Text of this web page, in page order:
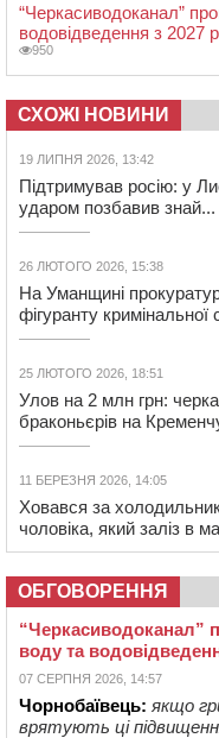
“Черкасиводоканал”
водовідведення з 2027
950
СХОЖІ НОВИНИ
19 ЛИПНЯ 2026, 13:42
Підтримував росію: у
ударом позбавив знай...
26 ЛЮТОГО 2026, 15:38
На Уманщині
фігуранту кримінальної
25 ЛЮТОГО 2026, 18:51
Улов на 2 млн грн:
браконьєрів на
11 БЕРЕЗНЯ 2026, 14:05
Ховався за
чоловіка, який заліз в
ОБГОВОРЕННЯ
“Черкасиводоканал”
воду та
07 СЕРПНЯ 2026, 14:57
Чорнобаївець: якщо
врятують ці